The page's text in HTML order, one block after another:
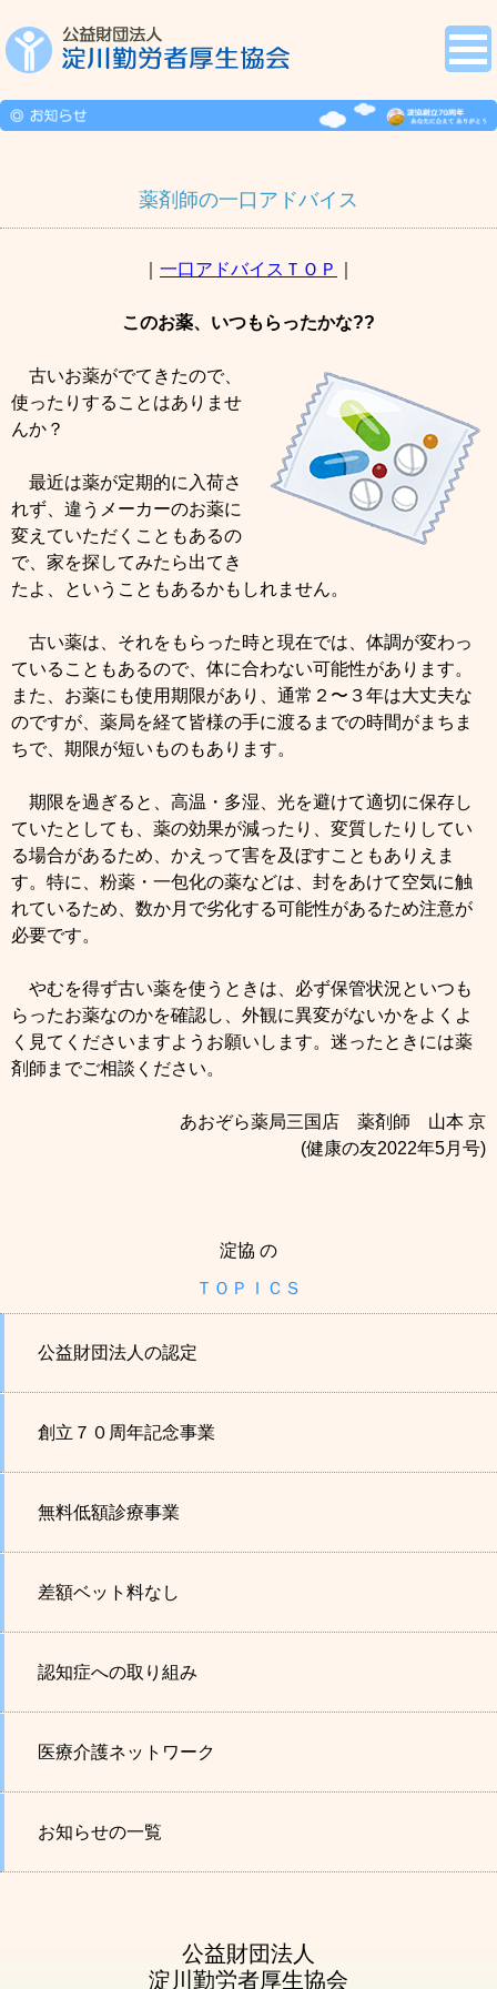
薬剤師の一口アドバイス
一口アドバイスＴＯＰ
このお薬、いつもらったかな??
古いお薬がでてきたので、
使ったりすることはありませ
んか？
最近は薬が定期的に入荷さ
れず、違うメーカーのお薬に
変えていただくこともあるの
で、家を探してみたら出てき
たよ、ということもあるかもしれません。
古い薬は、それをもらった時と現在では、体調が変わっ
ていることもあるので、体に合わない可能性があります。
また、お薬にも使用期限があり、通常２〜３年は大丈夫な
のですが、薬局を経て皆様の手に渡るまでの時間がまちま
ちで、期限が短いものもあります。
期限を過ぎると、高温・多湿、光を避けて適切に保存し
ていたとしても、薬の効果が減ったり、変質したりしてい
る場合があるため、かえって害を及ぼすこともありえま
す。特に、粉薬・一包化の薬などは、封をあけて空気に触
れているため、数か月で劣化する可能性があるため注意が
必要です。
やむを得ず古い薬を使うときは、必ず保管状況といつも
らったお薬なのかを確認し、外観に異変がないかをよくよ
く見てくださいますようお願いします。迷ったときには薬
剤師までご相談ください。
あおぞら薬局三国店 薬剤師 山本 京
(健康の友2022年5月号)
淀協 の
ＴＯＰＩＣＳ
公益財団法人の認定
創立７０周年記念事業
無料低額診療事業
差額ベット料なし
認知症への取り組み
医療介護ネットワーク
お知らせの一覧
公益財団法人
淀川勤労者厚生協会